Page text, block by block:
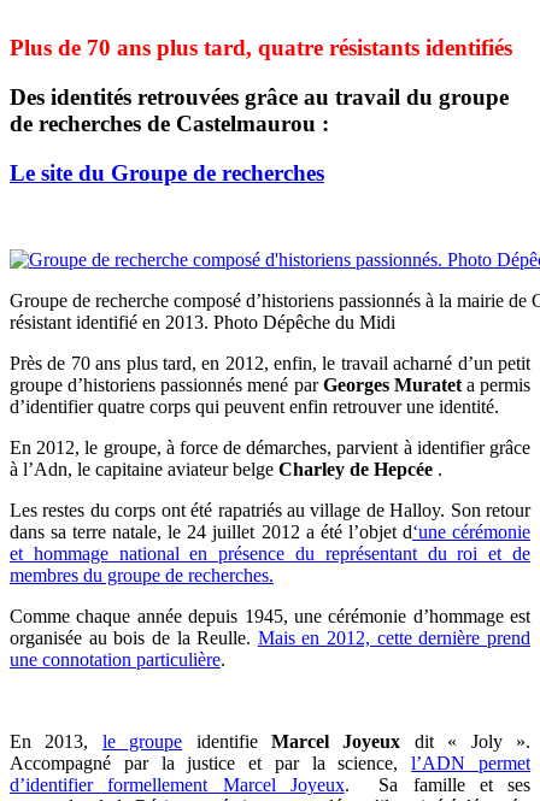
Plus de 70 ans plus tard, quatre résistants identifiés
Des identités retrouvées grâce au travail du groupe
de recherches de Castelmaurou :
Le site du Groupe de recherches
Groupe de recherche composé d’historiens passionnés à la mairie
résistant identifié en 2013. Photo Dépêche du Midi
Près de 70 ans plus tard, en 2012, enfin, le travail acharné d’un petit
groupe d’historiens passionnés mené parGeorges Murateta permis
d’identifier quatre corps qui peuvent enfin retrouver une identité.
En 2012, le groupe, à force de démarches, parvient à identifier grâce
à l’Adn, le capitaine aviateur belge Charley de Hepcée .
Les restes du corps ont été rapatriés au village de Halloy. Son retour
dans sa terre natale, le 24 juillet 2012 a été l’objet d‘une cérémonie
et hommage national en présence du représentant du roi et de
membres du groupe de recherches.
Comme chaque année depuis 1945, une cérémonie d’hommage est
organisée au bois de la Reulle. Mais en 2012, cette dernière prend
une connotation particulière.
En 2013, le groupe identifieMarcel Joyeux dit « Joly ».
Accompagné par la justice et par la science,l’ADN permet
d’identifier formellement Marcel Joyeux. Sa famille et ses